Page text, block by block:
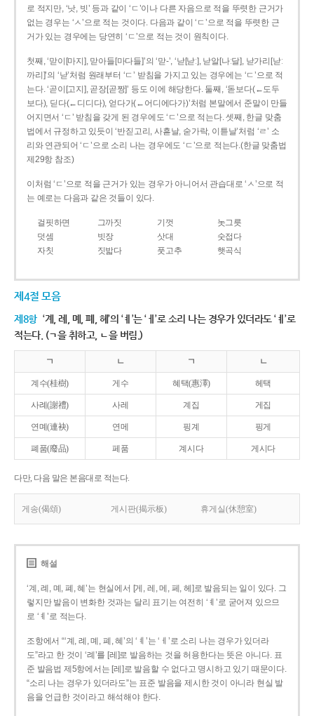
로 적지만, ‘낫, 빗’ 등과 같이 ‘ㄷ’이나 다른 자음으로 적을 뚜렷한 근거가
없는 경우는 ‘ㅅ’으로 적는 것이다. 다음과 같이 ‘ㄷ’으로 적을 뚜렷한 근
거가 있는 경우에는 당연히 ‘ㄷ’으로 적는 것이 원칙이다.
첫째, ‘맏이[마지], 맏아들[마다들]’의 ‘맏-’, ‘낟[낟ː], 낟알[나ː달], 낟가리[낟ː
까리]’의 ‘낟’처럼 원래부터 ‘ㄷ’ 받침을 가지고 있는 경우에는 ‘ㄷ’으로 적
는다. ‘곧이[고지], 곧장[곧짱]’ 등도 이에 해당한다. 둘째, ‘돋보다(←도두
보다), 딛다(←디디다), 얻다가(←어디에다가)’처럼 본말에서 준말이 만들
어지면서 ‘ㄷ’ 받침을 갖게 된 경우에도 ‘ㄷ’으로 적는다. 셋째, 한글 맞춤
법에서 규정하고 있듯이 ‘반짇고리, 사흗날, 숟가락, 이튿날’처럼 ‘ㄹ’ 소
리와 연관되어 ‘ㄷ’으로 소리 나는 경우에도 ‘ㄷ’으로 적는다.(한글 맞춤법
제29항 참조)
이처럼 ‘ㄷ’으로 적을 근거가 있는 경우가 아니어서 관습대로 ‘ㅅ’으로 적
는 예로는 다음과 같은 것들이 있다.
걸핏하면 그까짓 기껏
놋그릇
덧셈
빗장 삿대
숫접다
자칫
짓밟다 풋고추 햇곡식
제4절 모음
제8항 ‘계, 례, 몌, 폐, 혜’의 ‘ㅖ’는 ‘ㅔ’로 소리 나는 경우가 있더라도 ‘ㅖ’로
적는다. (ㄱ을 취하고, ㄴ을 버림.)
ㄱ ㄴ ㄱ ㄴ
계수(桂樹) 게수 혜택(惠澤) 헤택
사례(謝禮) 사레 계집 게집
연몌(連袂) 연메 핑계 핑게
폐품(廢品) 페품 계시다 게시다
다만, 다음 말은 본음대로 적는다.
게송(偈頌) 게시판(揭示板) 휴게실(休憩室)
해설
‘계, 례, 몌, 폐, 혜’는 현실에서 [게, 레, 메, 페, 헤]로 발음되는 일이 있다. 그
렇지만 발음이 변화한 것과는 달리 표기는 여전히 ‘ㅖ’로 굳어져 있으므
로 ‘ㅖ’로 적는다.
조항에서 “‘계, 례, 몌, 폐, 혜’의 ‘ㅖ’는 ‘ㅔ’로 소리 나는 경우가 있더라
도”라고 한 것이 ‘례’를 [레]로 발음하는 것을 허용한다는 뜻은 아니다. 표
준 발음법 제5항에서는 [레]로 발음할 수 없다고 명시하고 있기 때문이다.
“소리 나는 경우가 있더라도”는 표준 발음을 제시한 것이 아니라 현실 발
음을 언급한 것이라고 해석해야 한다.